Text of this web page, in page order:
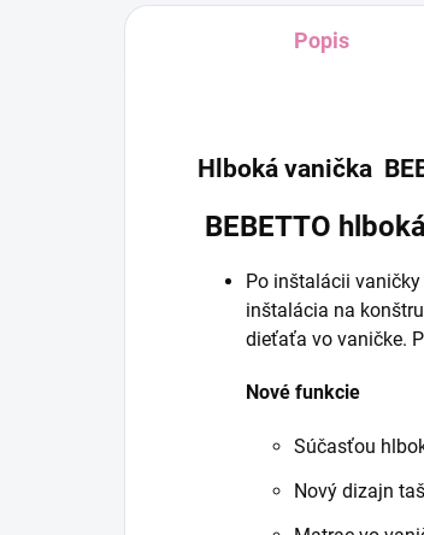
Popis
Hlboká vanička
BEBETTO
Po inštalácii
inštalácia na
dieťaťa vo vaničke.
Nové funkcie
Súčasťou
Nový dizajn